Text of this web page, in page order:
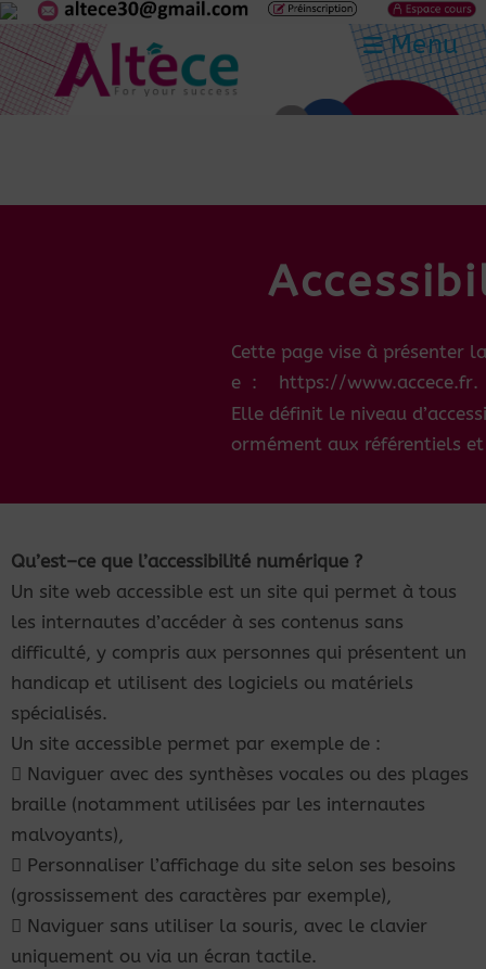
Menu
Cette page vise à présenter la
e : https://www.accece.fr.
Elle définit le niveau
ormément aux référentiels et
Qu’est–ce que l’accessibilité numérique ?
Un site web accessible est un site qui permet à tous
les internautes d’accéder à ses contenus sans
difficulté, y compris aux personnes qui présentent un
handicap et utilisent des logiciels ou matériels
spécialisés.
Un site accessible permet par exemple de :
 Naviguer avec des synthèses vocales ou des plages
braille (notamment utilisées par les internautes
malvoyants),
 Personnaliser l’affichage du site selon ses besoins
(grossissement des caractères par exemple),
 Naviguer sans utiliser la souris, avec le clavier
uniquement ou via un écran tactile.